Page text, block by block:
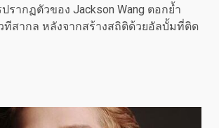
รากฏตัวของ Jackson Wang ตอกย้ำ
ทีสากล หลังจากสร้างสถิติด้วยอัลบั้มที่ติด